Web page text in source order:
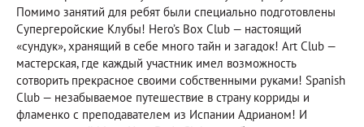
Помимо занятий для ребят были специально подготовлены
Супергеройские Клубы! Hero’s Box Club — настоящий
«сундук», хранящий в себе много тайн и загадок! Art Club —
мастерская, где каждый участник имел возможность
сотворить прекрасное своими собственными руками! Spanish
Club — незабываемое путешествие в страну корриды и
фламенко с преподавателем из Испании Адрианом! И